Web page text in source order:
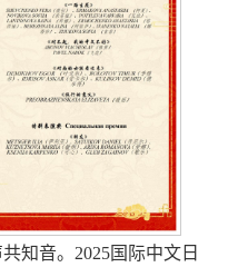
知音。2025国际中文日